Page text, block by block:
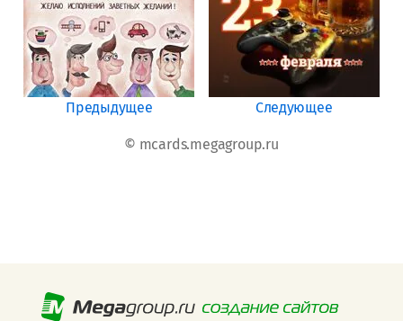
Предыдущее Следующее
© mcards.megagroup.ru